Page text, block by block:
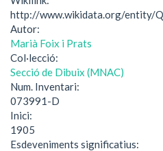
http://www.wikidata.org/entity/
Autor:
Marià Foix i Prats
Col·lecció:
Secció de Dibuix (MNAC)
Num. Inventari:
073991-D
Inici:
1905
Esdeveniments significatius: